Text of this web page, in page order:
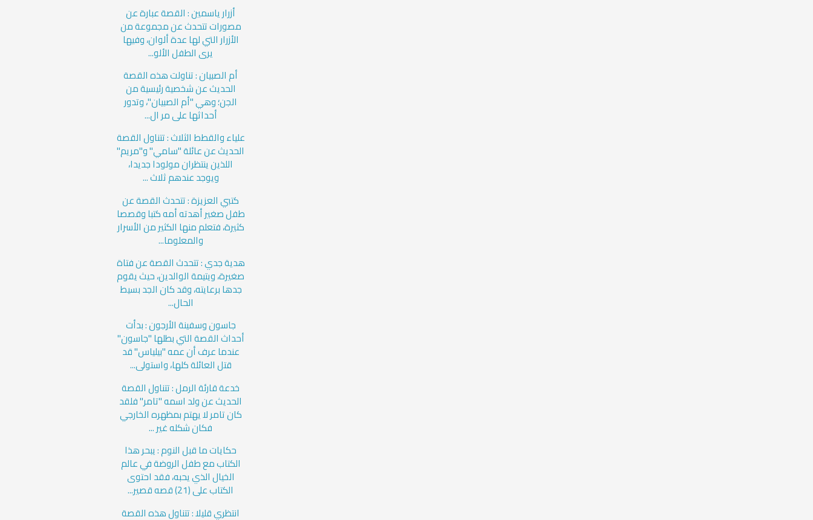
أزرار ياسمين : القصة عبارة عن
مصورات تتحدث عن مجموعة من
الأزرار التي لها عدة ألوان، وفيها
يرى الطفل الألو...
أم الصبيان : تناولت هذه القصة
الحديث عن شخصية رئيسية من
الجن؛ وهي "أم الصبيان"، وتدور
أحداثها على مر ال...
علياء والقطط الثلاث : تتناول القصة
الحديث عن عائلة "سامي" و"مريم"
اللذين ينتظران مولودا جديدا،
ويوجد عندهم ثلاث ...
كتبي العزيزة : تتحدث القصة عن
طفل صغير أهدته أمه كتبا وقصصا
كثيرة، فتعلم منها الكثير من الأسرار
والمعلوما...
هدية جدي : تتحدث القصة عن فتاة
صغيرة، ويتيمة الوالدين، حيث يقوم
جدها برعايته، وقد كان الجد بسيط
الحال...
جاسون وسفينة الأرجون : بدأت
أحداث القصة التي بطلها "جاسون"
عندما عرف أن عمه "بيلياس" قد
قتل العائلة كلها، واستولى...
خدعة قارئة الرمل : تتناول القصة
الحديث عن ولد اسمه "تامر" فلقد
كان تامر لا يهتم بمظهره الخارجي
فكان شكله غير ...
حكايات ما قبل النوم : يبحر هذا
الكتاب مع طفل الروضة في عالم
الخيال الذي يحبه، فقد احتوى
الكتاب على (21) قصه قصير...
انتظري قليلا : تتناول هذه القصة